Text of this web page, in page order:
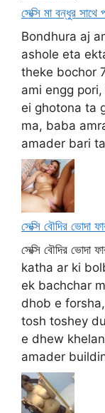
সেক্সি মা বন্ধুর সাথে
Bondhura aj
ashole eta
theke bochor
ami engg
ei ghotona ta
ma, baba
amader bari
সেক্সি বৌদির ভোদা
সেক্সি বৌদির ভোদা
katha ar ki
ek bachchar
dhob e
tosh toshey
e dhew
amader